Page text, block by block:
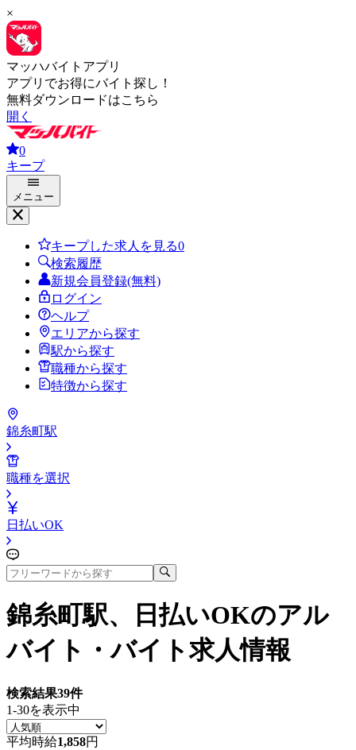
×
マッハバイトアプリ
アプリでお得にバイト探し！
無料ダウンロードはこちら
開く
0
キープ
メニュー
キープした求人を見る0
検索履歴
新規会員登録(無料)
ログイン
ヘルプ
エリアから探す
駅から探す
職種から探す
特徴から探す
錦糸町駅
職種を選択
日払いOK
錦糸町駅、日払いOKのアル
バイト・バイト求人情報
検索結果39件
1-30を表示中
平均時給1,858円